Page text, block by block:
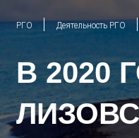
РГО Деятельность РГО
В 2020